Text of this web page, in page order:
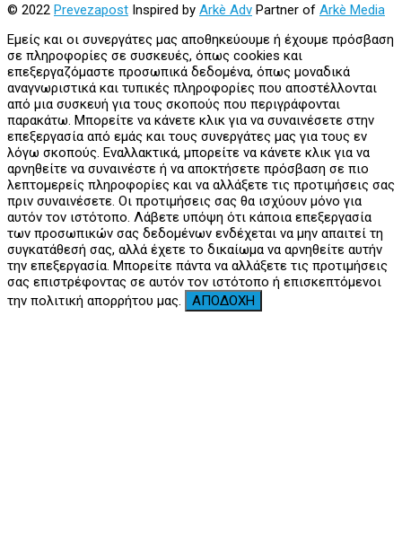
© 2022 Prevezapost Inspired by Arkè Adv Partner of Arkè Media
Εμείς και οι συνεργάτες μας αποθηκεύουμε ή έχουμε πρόσβαση
σε πληροφορίες σε συσκευές, όπως cookies και
επεξεργαζόμαστε προσωπικά δεδομένα, όπως μοναδικά
αναγνωριστικά και τυπικές πληροφορίες που αποστέλλονται
από μια συσκευή για τους σκοπούς που περιγράφονται
παρακάτω. Μπορείτε να κάνετε κλικ για να συναινέσετε στην
επεξεργασία από εμάς και τους συνεργάτες μας για τους εν
λόγω σκοπούς. Εναλλακτικά, μπορείτε να κάνετε κλικ για να
αρνηθείτε να συναινέστε ή να αποκτήσετε πρόσβαση σε πιο
λεπτομερείς πληροφορίες και να αλλάξετε τις προτιμήσεις σας
πριν συναινέσετε. Οι προτιμήσεις σας θα ισχύουν μόνο για
αυτόν τον ιστότοπο. Λάβετε υπόψη ότι κάποια επεξεργασία
των προσωπικών σας δεδομένων ενδέχεται να μην απαιτεί τη
συγκατάθεσή σας, αλλά έχετε το δικαίωμα να αρνηθείτε αυτήν
την επεξεργασία. Μπορείτε πάντα να αλλάξετε τις προτιμήσεις
σας επιστρέφοντας σε αυτόν τον ιστότοπο ή επισκεπτόμενοι
την πολιτική απορρήτου μας.
ΑΠΟΔΟΧΗ